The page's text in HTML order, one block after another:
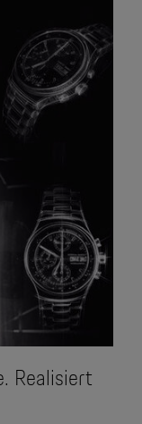
Realisiert